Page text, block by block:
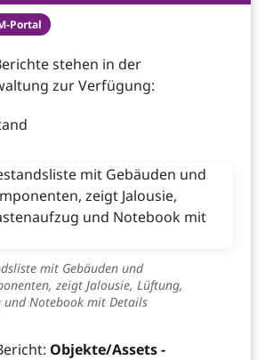
Portal
stehen in der
zur Verfügung:
mit Gebäuden und
zeigt Jalousie, Lüftung,
und Notebook mit Details
Objekte/Assets -